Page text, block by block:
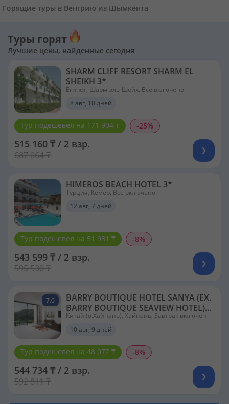
Горящие туры в Венгрию из Шымкента
Туры горят
Лучшие цены, найденные сегодня
SHARM CLIFF RESORT SHARM EL
SHEIKH 3*
Египет, Шарм-эль-Шейх, Все включено
8 авг, 10 дней
Тур подешевел на 171 904 ₸ -25%
515 160 ₸ / 2 взр.
687 064 ₸
HIMEROS BEACH HOTEL 3*
Турция, Кемер, Все включено
12 авг, 7 дней
Тур подешевел на 51 931 ₸ -8%
543 599 ₸ / 2 взр.
595 530 ₸
7.0
BARRY BOUTIQUE HOTEL SANYA (EX.
BARRY BOUTIQUE SEAVIEW HOTEL)
5*
Китай (о.Хайнань), Хайнань, Завтрак включен
10 авг, 9 дней
Тур подешевел на 48 077 ₸ -8%
544 734 ₸ / 2 взр.
592 811 ₸